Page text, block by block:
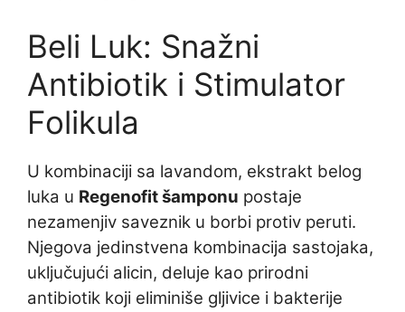
Beli Luk: Snažni
Antibiotik i Stimulator
Folikula
U kombinaciji sa lavandom, ekstrakt belog
luka u Regenofit šamponu postaje
nezamenjiv saveznik u borbi protiv peruti.
Njegova jedinstvena kombinacija sastojaka,
uključujući alicin, deluje kao prirodni
antibiotik koji eliminiše gljivice i bakterije